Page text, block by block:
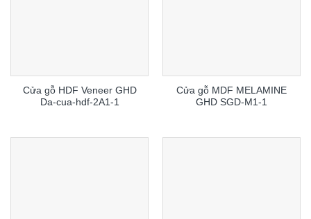
Cửa gỗ HDF Veneer GHD
Da-cua-hdf-2A1-1
Cửa gỗ MDF MELAMINE
GHD SGD-M1-1